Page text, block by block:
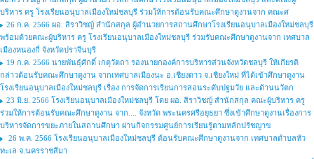
บริหาร ครู โรงเรียนอนุบาลเมืองใหม่ชลบุรี ร่วมให้การต้อนรับคณะศึกษาดูงานจาก คณะศ
26 ก.ค. 2566 ผอ. สิราวิชญ์ สำนักสกุล ผู้อำนวยการสถานศึกษาโรงเรียนอนุบาลเมืองใหม่ชลบุรี
พร้อมด้วยคณะผู้บริหาร ครู โรงเรียนอนุบาลเมืองใหม่ชลบุรี ร่วมรับคณะศึกษาดูงานจาก เทศบาล
เมืองหนองกี่ จังหวัดปราจีนบุรี
19 ก.ค. 2566 นายพันธุ์ศักดิ์ เกตุวัตถา รองนายกองค์การบริหารส่วนจังหวัดชลบุรี ให้เกียรติ
กล่าวต้อนรับคณะศึกษาดูงาน จากเทศบาลเมืองนะ อ.เชียงดาว จ.เชียงใหม่ ที่ได้เข้าศึกษาดูงาน
โรงเรียนอนุบาลเมืองใหม่ชลบุรี เรื่อง การจัดการเรียนการสอนระดับปฐมวัย และด้านนวัตก
23 มิ.ย. 2566 โรงเรียนอนุบาลเมืองใหม่ชลบุรี โดย ผอ. สิราวิชญ์ สำนักสกุล คณะผู้บริหาร ครู
ร่วมให้การต้อนรับคณะศึกษาดูงาน จาก.... จังหวัด พระนครศรีอยุธยา ซึ่งเข้าศึกษาดูงานเรื่องการ
บริหารจัดการขยะภายในสถานศึกษา ผ่านกิจกรรมศูนย์การเรียนรู้ตามหลักปรัชญาข
26 พ.ค. 2566 โรงเรียนอนุบาลเมืองใหม่ชลบุรี ต้อนรับคณะศึกษาดูงานจาก เทศบาลตำบลหัว
ทะเล จ.นครราชสีมา